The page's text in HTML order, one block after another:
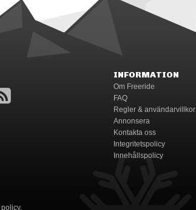
INFORMATION
Om Freeride
FAQ
Regler & användarvillkor
Annonsera
Kontakta oss
Integritetspolicy
Innehållspolicy
policy.